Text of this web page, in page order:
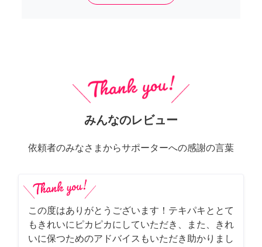
みんなのレビュー
依頼者のみなさまからサポーターへの感謝の言葉
この度はありがとうございます！テキパキととて
もきれいにピカピカにしていただき、また、きれ
いに保つためのアドバイスもいただき助かりまし